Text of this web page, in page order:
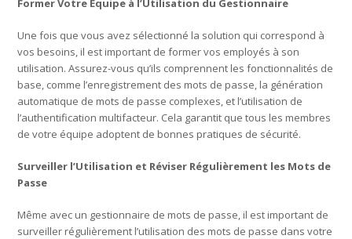
Une fois que vous avez sélectionné la solution qui correspond à
vos besoins, il est important de former vos employés à son
utilisation. Assurez-vous qu’ils comprennent les fonctionnalités de
base, comme l’enregistrement des mots de passe, la génération
automatique de mots de passe complexes, et l’utilisation de
l’authentification multifacteur. Cela garantit que tous les membres
de votre équipe adoptent de bonnes pratiques de sécurité.
Surveiller l’Utilisation et Réviser Régulièrement les Mots de
Passe
Même avec un gestionnaire de mots de passe, il est important de
surveiller régulièrement l’utilisation des mots de passe dans votre